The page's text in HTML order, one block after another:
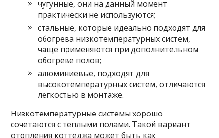
чугунные, они на данный момент
практически не используются;
стальные, которые идеально подходят для
обогрева низкотемпературных систем,
чаще применяются при дополнительном
обогреве полов;
алюминиевые, подходят для
высокотемпературных систем, отличаются
легкостью в монтаже.
Низкотемпературные системы хорошо
сочетаются с теплыми полами. Такой вариант
отопления коттеджа может быть как